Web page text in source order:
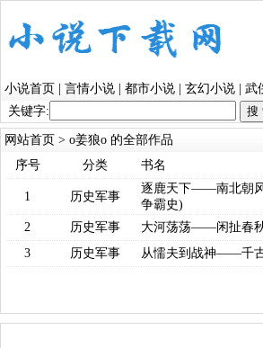
小说首页 言情小说 都市小说 玄幻小说 武
关键字:
网站首页 > o姜狼o 的全部作品
序号
分类 书名
1 历史军事
逐鹿天下——南北朝
争霸史)
2
历史军事
大河荡荡——闲扯春
3
历史军事 从懦夫到战神——千